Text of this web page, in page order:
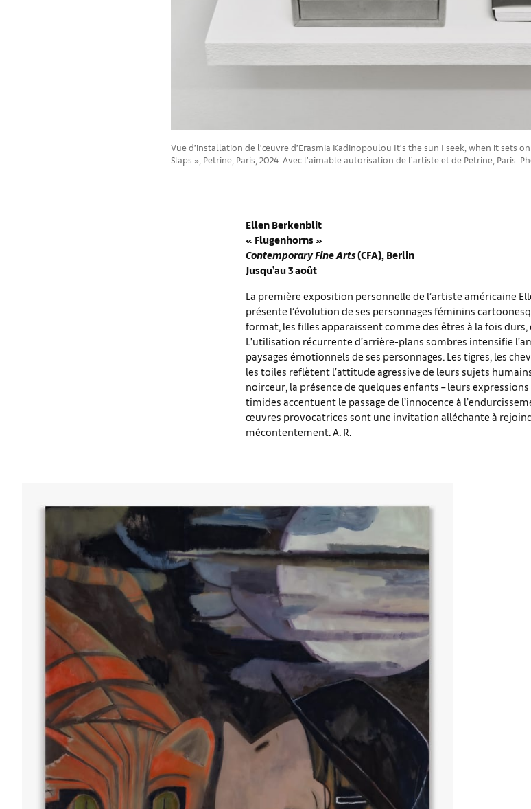
Vue d’installation de l’œuvre d’Erasmia Kadinopoulou It’s the sun I seek, when it sets
Slaps », Petrine, Paris, 2024. Avec l’aimable autorisation de l’artiste et de Petrine, Paris.
Ellen Berkenblit
« Flugenhorns»
Contemporary Fine Arts(CFA), Berlin
Jusqu’au 3 août
La première exposition personnelle de l’artiste américaine
présente l’évolution de ses personnages féminins
format, les filles apparaissent comme des êtres à la fois
L’utilisation récurrente d’arrière-plans sombres intensifie
paysages émotionnels de ses personnages. Les tigres, les
les toiles reflètent l’attitude agressive de leurs sujets
noirceur, la présence de quelques enfants – leurs
timides accentuent le passage de l’innocence à
œuvres provocatrices sont une invitation alléchante à
mécontentement. A. R.